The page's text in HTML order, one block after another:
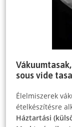
sous vide
Élelmiszerek
ételkészítésre
Háztartási